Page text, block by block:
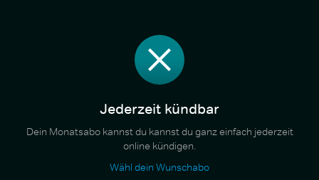
Jederzeit kündbar
Dein Monatsabo kannst du kannst du ganz einfach jederzeit
online kündigen.
Wähl dein Wunschabo